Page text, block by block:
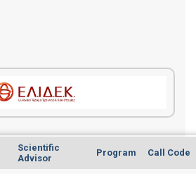
Scientific
Advisor
Program Call Code